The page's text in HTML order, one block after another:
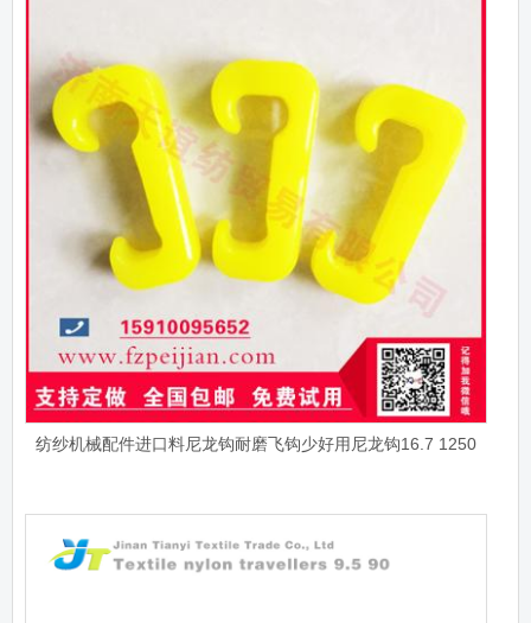
纺纱机械配件进口料尼龙钩耐磨飞钩少好用尼龙钩16.7 1250